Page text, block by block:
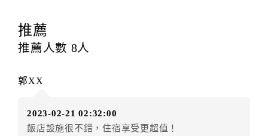
提出申辦不得異動訂單。
每筆訂單異動限定
辦理取消退款。
房者應補足差額。（限原訂飯店）
房者不得要求退其差額。（限原訂飯店）
推薦
推薦人數 8人
郭XX
2023-02-21 02:32:00
飯店設施很不錯，住宿享受更超值！